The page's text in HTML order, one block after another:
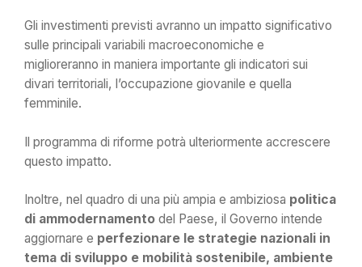
Gli investimenti previsti avranno un impatto significativo
sulle principali variabili macroeconomiche e
miglioreranno in maniera importante gli indicatori sui
divari territoriali, l’occupazione giovanile e quella
femminile.
Il programma di riforme potrà ulteriormente accrescere
questo impatto.
Inoltre, nel quadro di una più ampia e ambiziosa politica
di ammodernamento del Paese, il Governo intende
aggiornare e perfezionare le strategie nazionali in
tema di sviluppo e mobilità sostenibile, ambiente